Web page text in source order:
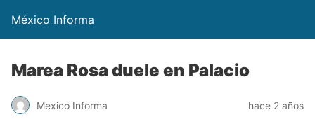
México Informa
Marea Rosa duele en Palacio
Mexico Informa hace 2 años